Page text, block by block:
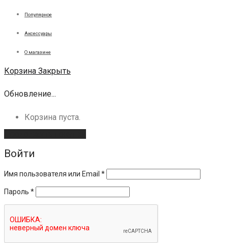
Популярное
Аксессуары
О магазине
Корзина Закрыть
Обновление...
Корзина пуста.
Войти
Имя пользователя или Email *
Пароль *